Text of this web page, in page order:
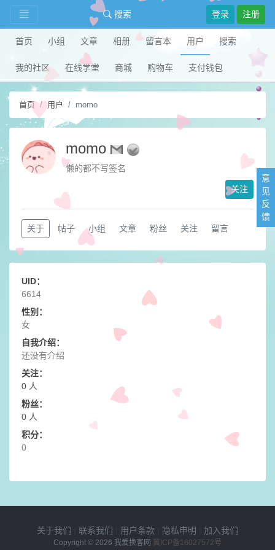
搜索 登录 注册
首页 小组 文章 相册 留言本 用户 搜索
我的社区 在线学堂 商城 购物车 支付钱包
首页 用户 momo
momo
懒的都不写签名
关注
关于 帖子 小组 文章 粉丝 关注 留言
UID：
6614
性别：
女
自我介绍：
还没有介绍
关注：
0 人
粉丝：
0 人
积分：
0
关于我们 联系我们 用户条款 隐私申明 加入我们
Copyright © 2026 我爱换客网 冀ICP备16027572号
意
见
反
馈